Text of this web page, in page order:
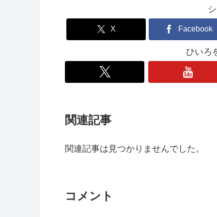
X Facebook
ひいろ
関連記事
関連記事は見つかりませんでした。
コメント